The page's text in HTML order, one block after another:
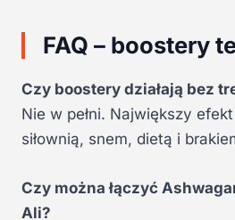
FAQ – boostery
Czy boostery działają bez
Nie w pełni. Największy
siłownią, snem, dietą i
Czy można łączyć
Ali?